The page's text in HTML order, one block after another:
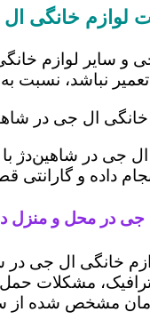
لوازم خانگی
و سایر لوازم
تعمیر نباشد، نسبت
خانگی ال جی در
ال جی در شاهین‌دژ
داده و
جی در محل و منزل
خانگی ال جی
مشکلات
زمان مشخص شده